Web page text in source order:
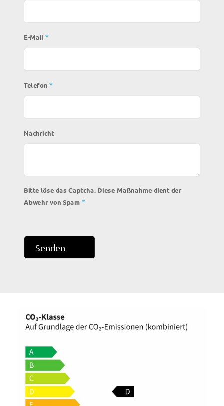
E-Mail *
Telefon *
Nachricht
Bitte löse das Captcha. Diese Maßnahme dient der
Abwehr von Spam *